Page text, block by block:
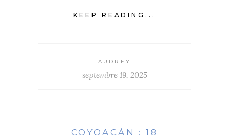
KEEP READING...
AUDREY
septembre 19, 2025
COYOACÁN : 18